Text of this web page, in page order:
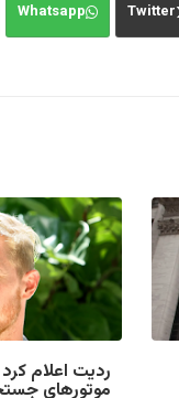
Twitter
Whatsapp
ردیت اعلام
موتورهای